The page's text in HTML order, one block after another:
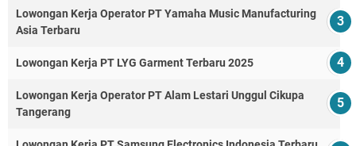
Lowongan Kerja Operator PT Yamaha Music Manufacturing
Asia Terbaru
Lowongan Kerja PT LYG Garment Terbaru 2025
Lowongan Kerja Operator PT Alam Lestari Unggul Cikupa
Tangerang